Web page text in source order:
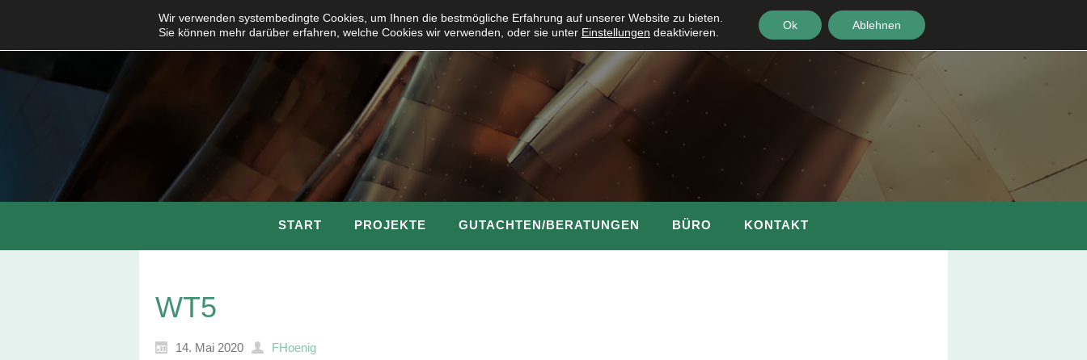
START PROJEKTE GUTACHTEN/BERATUNGEN BÜRO KONTAKT
WT5
14. Mai 2020 FHoenig
Wir verwenden systembedingte Cookies, um Ihnen die bestmögliche Erfahrung auf unserer Website zu bieten.
Sie können mehr darüber erfahren, welche Cookies wir verwenden, oder sie unter Einstellungen deaktivieren.
Ok Ablehnen